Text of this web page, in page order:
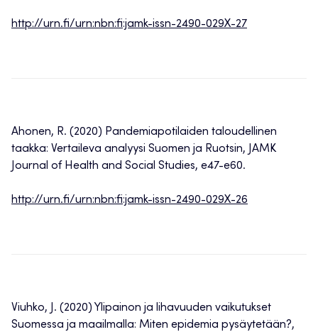
http://urn.fi/urn:nbn:fi:jamk-issn-2490-029X-27
Ahonen, R. (2020) Pandemiapotilaiden taloudellinen
taakka: Vertaileva analyysi Suomen ja Ruotsin, JAMK
Journal of Health and Social Studies, e47-e60.
http://urn.fi/urn:nbn:fi:jamk-issn-2490-029X-26
Viuhko, J. (2020) Ylipainon ja lihavuuden vaikutukset
Suomessa ja maailmalla: Miten epidemia pysäytetään?,